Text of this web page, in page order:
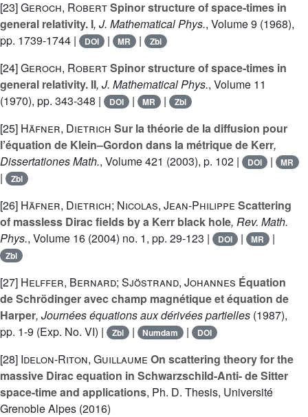
[23]Geroch, RobertSpinor structure of space-times in
general relativity. I, J. Mathematical Phys., Volume 9 (1968),
pp. 1739-1744 |
DOI | MR | Zbl
[24]Geroch, RobertSpinor structure of space-times in
general relativity. II, J. Mathematical Phys., Volume 11
(1970), pp. 343-348 |
DOI | MR | Zbl
[25] Häfner, Dietrich Sur la théorie de la diffusion pour
l’équation de Klein–Gordon dans la métrique de Kerr,
Dissertationes Math., Volume 421 (2003), p. 102 | DOI | MR
| Zbl
[26] Häfner, Dietrich; Nicolas, Jean-Philippe Scattering
of massless Dirac fields by a Kerr black hole, Rev. Math.
Phys., Volume 16 (2004) no. 1, pp. 29-123 | DOI | MR |
Zbl
[27] Helffer, Bernard; Sjöstrand, Johannes Équation
de Schrödinger avec champ magnétique et équation de
Harper, Journées équations aux dérivées partielles (1987),
pp. 1-9 (Exp. No. VI) |
Zbl | Numdam | DOI
[28] Idelon-Riton, Guillaume On scattering theory for the
massive Dirac equation in Schwarzschild-Anti- de Sitter
space-time and applications, Ph. D. Thesis, Université
Grenoble Alpes (2016)